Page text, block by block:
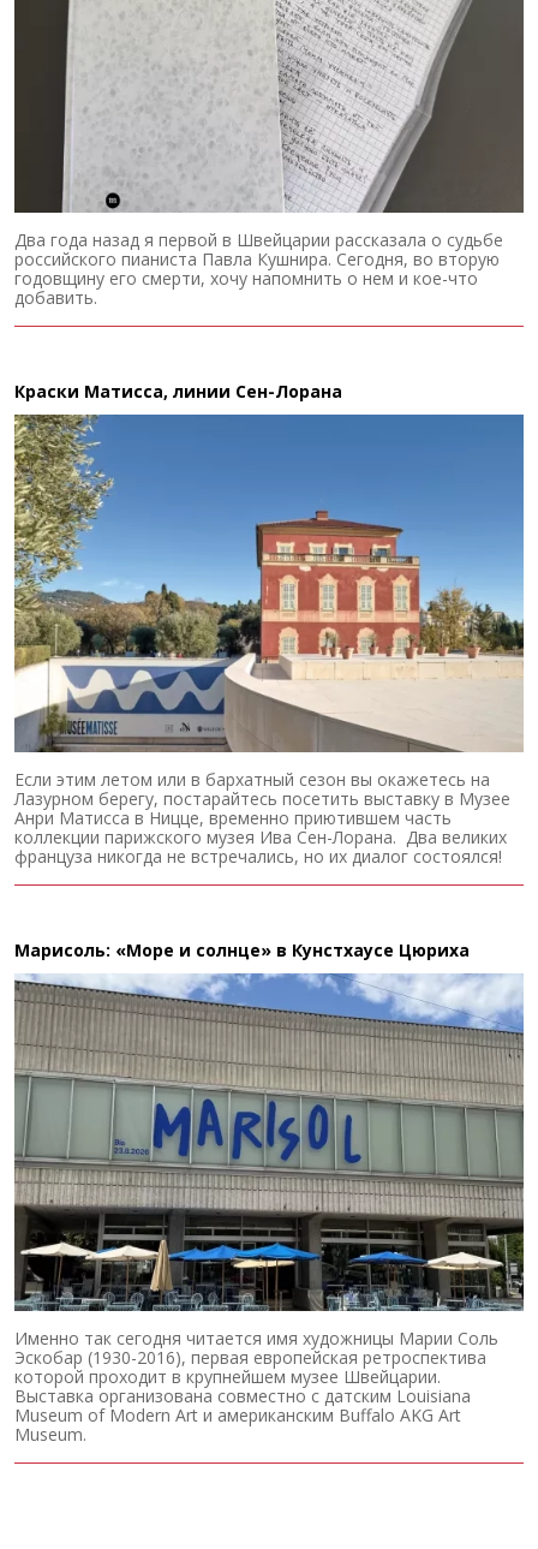
Два года назад я первой в Швейцарии рассказала о судьбе
российского пианиста Павла Кушнира. Сегодня, во вторую
годовщину его смерти, хочу напомнить о нем и кое-что
добавить.
Краски Матисса, линии Сен-Лорана
Если этим летом или в бархатный сезон вы окажетесь на
Лазурном берегу, постарайтесь посетить выставку в Музее
Анри Матисса в Ницце, временно приютившем часть
коллекции парижского музея Ива Сен-Лорана. Два великих
француза никогда не встречались, но их диалог состоялся!
Марисоль: «Море и солнце» в Кунстхаусе Цюриха
Именно так сегодня читается имя художницы Марии Соль
Эскобар (1930-2016), первая европейская ретроспектива
которой проходит в крупнейшем музее Швейцарии.
Выставка организована совместно с датским Louisiana
Museum of Modern Art и американским Buffalo AKG Art
Museum.